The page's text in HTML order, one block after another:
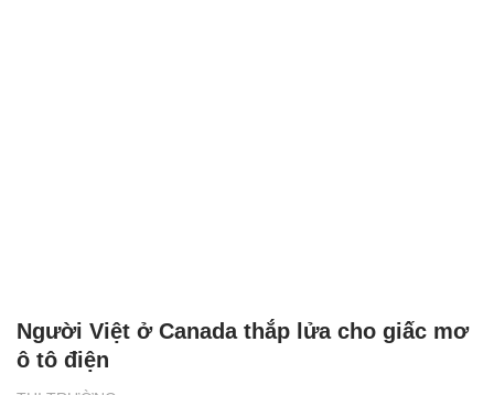
Người Việt ở Canada thắp lửa cho giấc mơ
ô tô điện